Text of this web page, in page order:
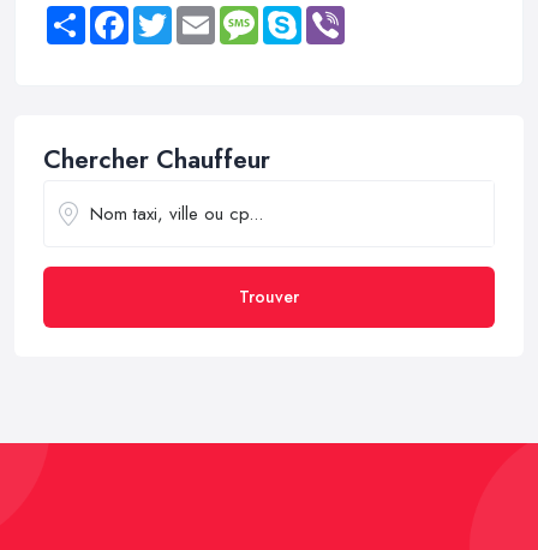
Share FacebookTwitter Email MessageSkype
Chercher Chauffeur
Trouver